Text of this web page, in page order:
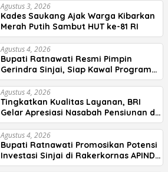
Agustus 3, 2026
Kades Saukang Ajak Warga Kibarkan
Merah Putih Sambut HUT ke-81 RI
Agustus 4, 2026
Bupati Ratnawati Resmi Pimpin
Gerindra Sinjai, Siap Kawal Program
Prabowo
Agustus 4, 2026
Tingkatkan Kualitas Layanan, BRI
Gelar Apresiasi Nasabah Pensiunan di
Parepare
Agustus 4, 2026
Bupati Ratnawati Promosikan Potensi
Investasi Sinjai di Rakerkornas APINDO
2026